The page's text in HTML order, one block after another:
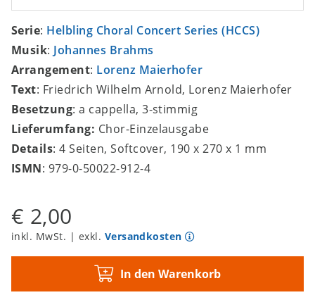
Serie: Helbling Choral Concert Series (HCCS)
Musik: Johannes Brahms
Arrangement: Lorenz Maierhofer
Text: Friedrich Wilhelm Arnold, Lorenz Maierhofer
Besetzung: a cappella, 3-stimmig
Lieferumfang: Chor-Einzelausgabe
Details: 4 Seiten, Softcover, 190 x 270 x 1 mm
ISMN: 979-0-50022-912-4
€ 2,00
inkl. MwSt. | exkl. Versandkosten
In den Warenkorb